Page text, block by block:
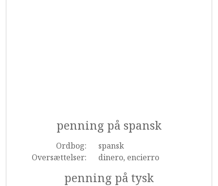
penning på spansk
Ordbog:
spansk
Oversættelser:
dinero, encierro
penning på tysk